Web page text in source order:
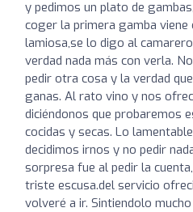
y pedimos un plato de
coger la primera gamba viene
lamiosa,se lo digo al
verdad nada más con verla.
pedir otra cosa y la verdad
ganas. Al rato vino y nos
diciéndonos que probaremos
cocidas y secas. Lo
decidimos irnos y no pedir
sorpresa fue al pedir la
triste escusa.del servicio
volveré a ir. Sintiendolo